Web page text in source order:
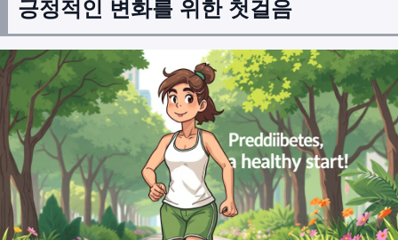
긍정적인 변화를 위한 첫걸음